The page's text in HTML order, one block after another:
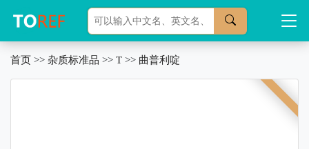
首页 >> 杂质标准品 >> T >> 曲普利啶